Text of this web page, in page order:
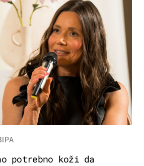
potrebno koži da